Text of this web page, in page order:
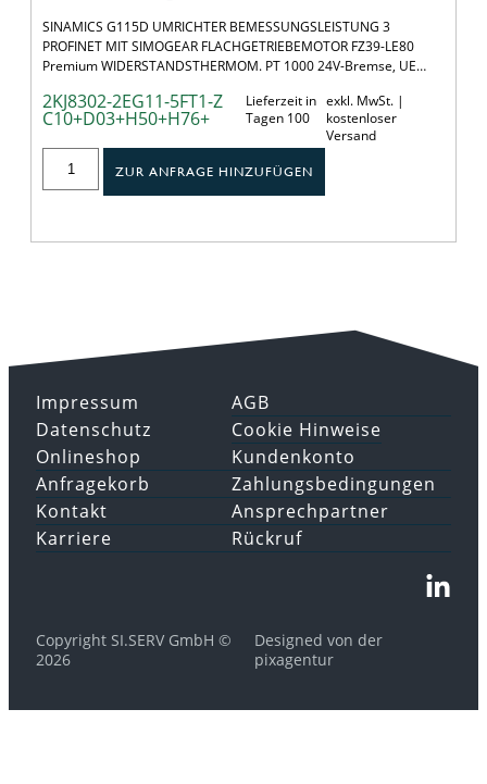
SINAMICS G115D UMRICHTER BEMESSUNGSLEISTUNG 3
PROFINET MIT SIMOGEAR FLACHGETRIEBEMOTOR FZ39-LE80
Premium WIDERSTANDSTHERMOM. PT 1000 24V-Bremse, UE…
2KJ8302-2EG11-5FT1-Z
C10+D03+H50+H76+
Lieferzeit in
Tagen 100
exkl. MwSt. |
kostenloser
Versand
ZUR ANFRAGE HINZUFÜGEN
Impressum
Datenschutz
AGB
Cookie Hinweise
Onlineshop
Anfragekorb
Kundenkonto
Zahlungsbedingungen
Kontakt
Karriere
Ansprechpartner
Rückruf
Copyright SI.SERV GmbH ©
2026
Designed von der
pixagentur